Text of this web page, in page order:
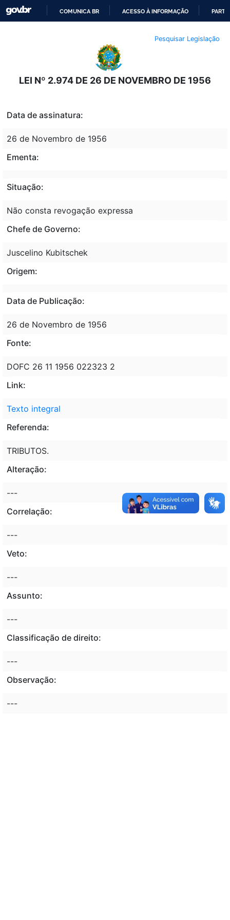
O
CONTEÚDO
COMUNICA BR ACESSO À INFORMAÇÃO
Pesquisar Legislação
LEI Nº 2.974 DE 26 DE NOVEMBRO DE 1956
Data de assinatura:
26 de Novembro de 1956
Ementa:
Situação:
Não consta revogação expressa
Chefe de Governo:
Juscelino Kubitschek
Origem:
Data de Publicação:
26 de Novembro de 1956
Fonte:
DOFC 26 11 1956 022323 2
Link:
Texto integral
Referenda:
TRIBUTOS.
Alteração:
---
Correlação:
---
Veto:
---
Assunto:
---
Classificação de direito:
---
Observação:
---